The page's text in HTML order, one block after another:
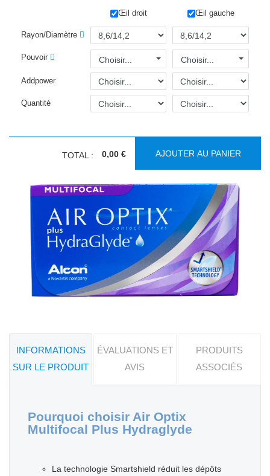
Œil droit Œil gauche
Rayon/Diamètre
Pouvoir Choisir... Choisir...
Addpower
Quantité
TOTAL : 0,00 € AJOUTER AU PANIER
INFORMATIONS
SUR LE PRODUIT
ÉVALUATIONS ET
AVIS
PRODUITS
ASSOCIÉS
Pourquoi choisir Air Optix
Multifocal Plus Hydraglyde
La technologie Smartshield réduit les dépôts